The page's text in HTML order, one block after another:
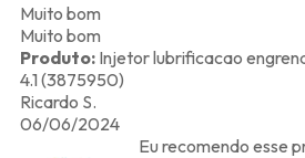
Muito bom
Muito bom
Produto:Injetor lubrificacao
4.1 (3875950)
Ricardo S.
06/06/2024
Eu recomendo esse